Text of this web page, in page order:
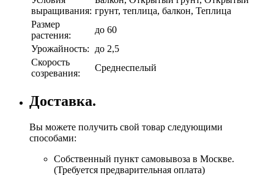
выращивания: грунт, теплица, балкон, Теплица
Размер
растения:
до 60
Урожайность:
до 2,5
Скорость
созревания:
Среднеспелый
Доставка.
Вы можете получить свой товар следующими
способами:
Собственный пункт самовывоза в Москве.
(Требуется предварительная оплата)